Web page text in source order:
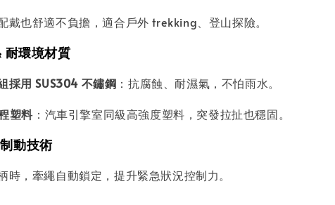
戴也舒適不負擔，適合戶外 trekking、登山探險。
耐環境材質
採用 SUS304 不鏽鋼 ：抗腐蝕、耐濕氣，不怕雨水。
塑料 ：汽車引擎室同級高強度塑料，突發拉扯也穩固。
動技術
時，牽繩自動鎖定，提升緊急狀況控制力。